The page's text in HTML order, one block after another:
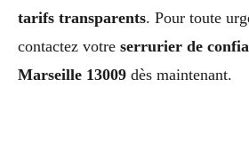
tarifs transparents. Pour toute
contactez votre serrurier de
Marseille 13009 dès maintenant.